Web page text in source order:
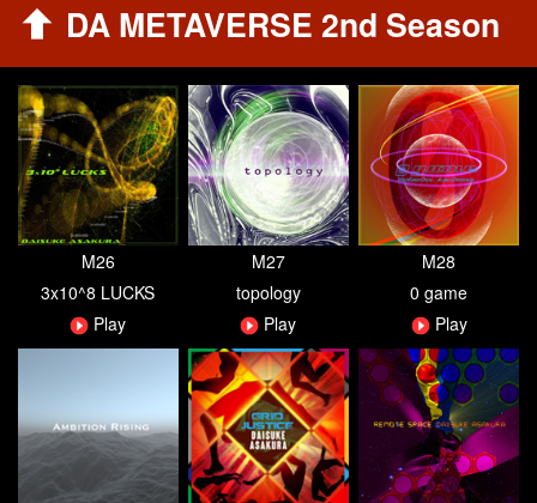
DA METAVERSE 2nd Season
M26
3x10^8 LUCKS
Play
M27
topology
Play
M28
0 game
Play